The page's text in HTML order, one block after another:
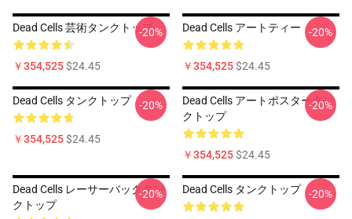
Dead Cells 芸術タンクトップ
￥354,525$24.45
-20% Dead Cells アートティー
￥354,525$24.45
-20%
Dead Cells タンクトップ
￥354,525$24.45
-20%
Dead Cells アートポスタータン
クトップ
￥354,525$24.45
-20%
Dead Cells レーサーバックタン
クトップ
-20% Dead Cells タンクトップ -20%